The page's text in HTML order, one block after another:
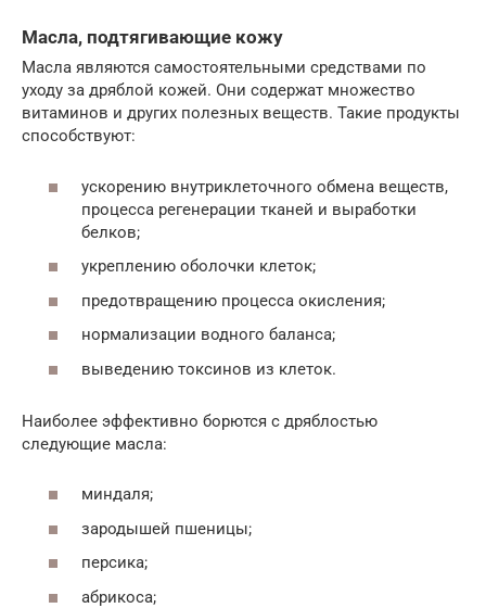
Масла, подтягивающие кожу
Масла являются самостоятельными средствами по
уходу за дряблой кожей. Они содержат множество
витаминов и других полезных веществ. Такие продукты
способствуют:
ускорению внутриклеточного обмена веществ,
процесса регенерации тканей и выработки
белков;
укреплению оболочки клеток;
предотвращению процесса окисления;
нормализации водного баланса;
выведению токсинов из клеток.
Наиболее эффективно борются с дряблостью
следующие масла:
миндаля;
зародышей пшеницы;
персика;
абрикоса;